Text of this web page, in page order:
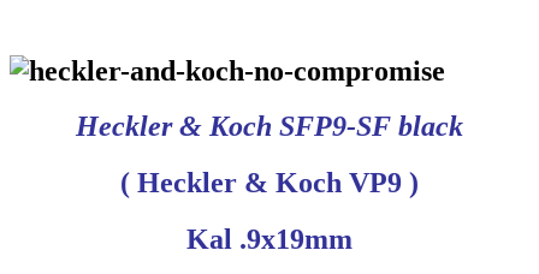
Heckler & Koch SFP9-SF black
( Heckler & Koch VP9 )
Kal .9x19mm